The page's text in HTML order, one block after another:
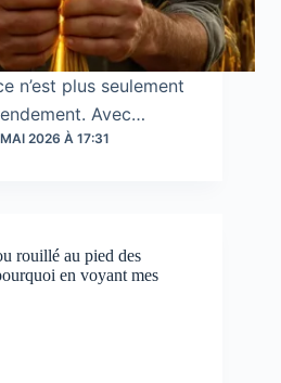
n’est plus seulement
Avec…
2026 À 17:31
rouillé au pied des
en voyant mes